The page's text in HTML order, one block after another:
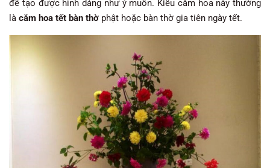
để tạo được hình dáng như ý muốn. Kiểu cắm hoa này thường
là cắm hoa tết bàn thờ phật hoặc bàn thờ gia tiên ngày tết.